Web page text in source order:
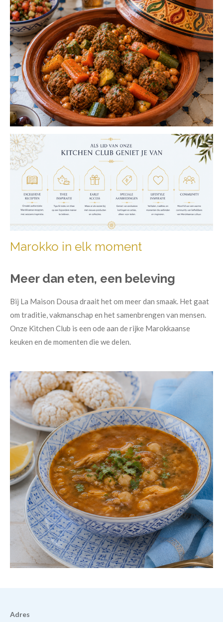
Marokko in elk moment
Meer dan eten, een beleving
Bij La Maison Dousa draait het om meer dan smaak. Het gaat
om traditie, vakmanschap en het samenbrengen van mensen.
Onze Kitchen Club is een ode aan de rijke Marokkaanse
keuken en de momenten die we delen.
Adres